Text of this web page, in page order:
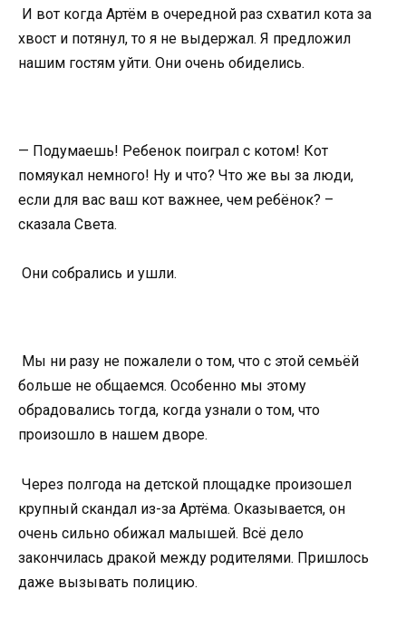
И вот когда Артём в очередной раз схватил кота за
хвост и потянул, то я не выдержал. Я предложил
нашим гостям уйти. Они очень обиделись.
— Подумаешь! Ребенок поиграл с котом! Кот
помяукал немного! Ну и что? Что же вы за люди,
если для вас ваш кот важнее, чем ребёнок? –
сказала Света.
Они собрались и ушли.
Мы ни разу не пожалели о том, что с этой семьёй
больше не общаемся. Особенно мы этому
обрадовались тогда, когда узнали о том, что
произошло в нашем дворе.
Через полгода на детской площадке произошел
крупный скандал из-за Артёма. Оказывается, он
очень сильно обижал малышей. Всё дело
закончилась дракой между родителями. Пришлось
даже вызывать полицию.